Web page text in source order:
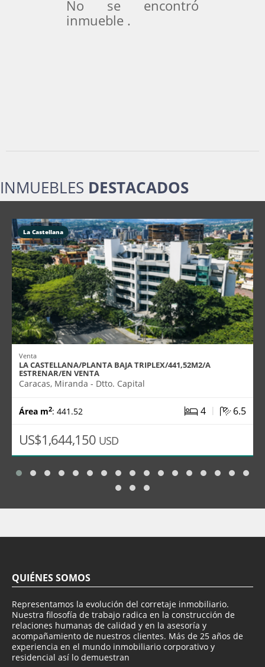
No se encontró
inmueble .
INMUEBLES DESTACADOS
La Castellana
Venta
LA CASTELLANA/PLANTA BAJA TRIPLEX/441,52M2/A
ESTRENAR/EN VENTA
Caracas, Miranda - Dtto. Capital
Área m2: 441.52 4 | 6.5
US$1,644,150 USD
QUIÉNES SOMOS
Representamos la evolución del corretaje inmobiliario.
Nuestra filosofía de trabajo radica en la construcción de
relaciones humanas de calidad y en la asesoría y
acompañamiento de nuestros clientes. Más de 25 años de
experiencia en el mundo inmobiliario corporativo y
residencial así lo demuestran